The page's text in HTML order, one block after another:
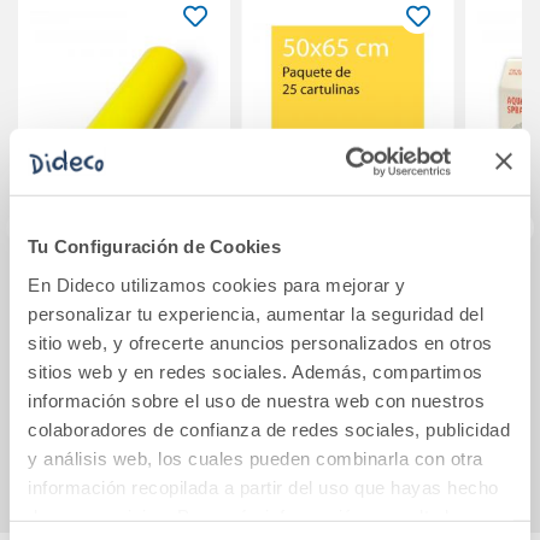
Tu Configuración de Cookies
En Dideco utilizamos cookies para mejorar y
personalizar tu experiencia, aumentar la seguridad del
sitio web, y ofrecerte anuncios personalizados en otros
sitios web y en redes sociales. Además, compartimos
información sobre el uso de nuestra web con nuestros
colaboradores de confianza de redes sociales, publicidad
y análisis web, los cuales pueden combinarla con otra
información recopilada a partir del uso que hayas hecho
Papel charol
amarillo rollo 25hj
50x65cm
Ver más
Cartulina pliego 25
unidades Amarillo
limón, Canson
Guarro
Ver más